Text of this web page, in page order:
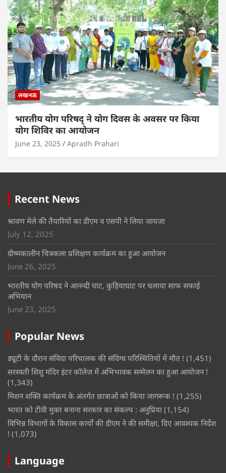
लखनऊ
भारतीय योग परिषद् ने योग दिवस के अवसर पर किया
योग शिविर का आयोजन
June 23, 2025 Apradh Prahari
Recent News
श्रावण मेले की तैयारियों का डीएम व एसपी ने लिया जायजा
July 12, 2025
ग्रीष्मकालीन चित्रकला प्रशिक्षण कार्यक्रम का हुआ आयोजन
June 26, 2025
भारतीय योग परिषद ने आनन्दी घाट, कुड़ियाघाट पर चलाया साफ सफाई
अभियान
June 23, 2025
Popular News
ड्यूटी के दौरान संविदा परिचालक की संदिग्ध परिस्थितियों में मौत ! (1,451)
सरस्वती शिशु मंदिर इंटर कॉलेज में अभिभावक सम्मेलन का हुआ आयोजन !
(1,343)
मिशन शक्ति कार्यक्रम के अंतर्गत छात्राओं को किया जागरूक ! (1,255)
भारत को टीवी मुक्त बनाना सरकार का संकल्प : अनुप्रिया (1,154)
विभिन्न विभागों के विकास कार्यों की डीएम ने की समीक्षा, दिए आवश्यक निर्देश
! (1,073)
Language